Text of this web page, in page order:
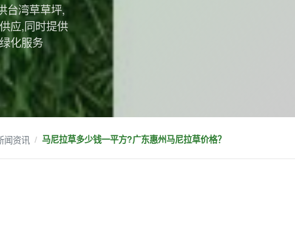
台湾草草坪,
应,同时提供
化服务
闻资讯 马尼拉草多少钱一平方?广东惠州马尼拉草价格？